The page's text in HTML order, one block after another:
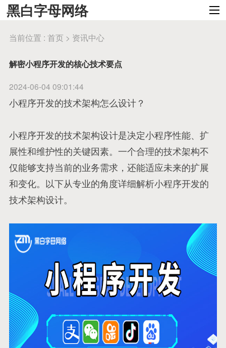
黑白字母网络
当前位置 : 首页 > 资讯中心
解密小程序开发的核心技术要点
2024-06-04 09:01:44
小程序开发的技术架构怎么设计？
小程序开发的技术架构设计是决定小程序性能、扩
展性和维护性的关键因素。一个合理的技术架构不
仅能够支持当前的业务需求，还能适应未来的扩展
和变化。以下从专业的角度详细解析小程序开发的
技术架构设计。